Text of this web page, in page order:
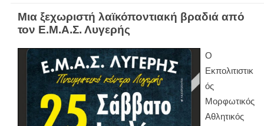
Μια ξεχωριστή λαϊκόποντιακή βραδιά από
τον Ε.Μ.Α.Σ. Λυγερής
O
Εκπολιτιστικ
ός
Μορφωτικός
Αθλητικός